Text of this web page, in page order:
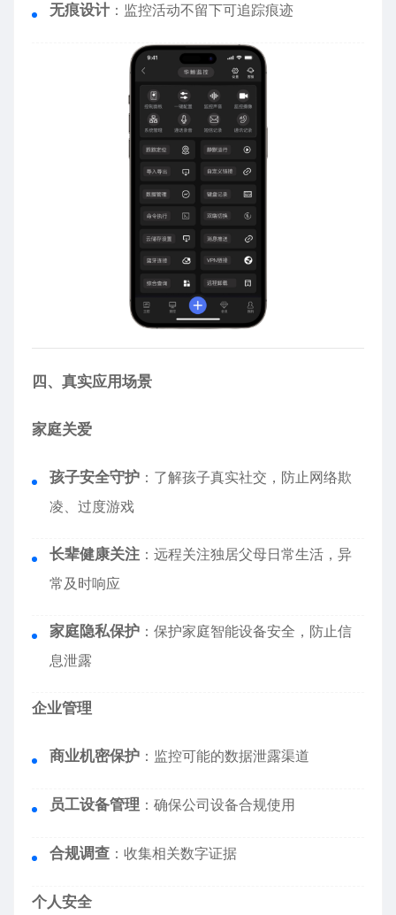
无痕设计 ：监控活动不留下可追踪痕迹
四、真实应用场景
家庭关爱
孩子安全守护 ：了解孩子真实社交，防止网络欺
凌、过度游戏
长辈健康关注 ：远程关注独居父母日常生活，异
常及时响应
家庭隐私保护 ：保护家庭智能设备安全，防止信
息泄露
企业管理
商业机密保护 ：监控可能的数据泄露渠道
员工设备管理 ：确保公司设备合规使用
合规调查 ：收集相关数字证据
个人安全